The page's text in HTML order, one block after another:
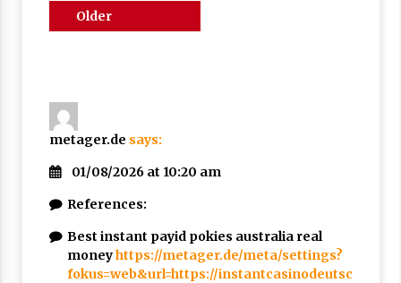
Comments
Older
metager.de says:
01/08/2026 at 10:20 am
References:
Best instant payid pokies australia real
moneyhttps://metager.de/meta/settings?
fokus=web&url=https://instantcasinodeutsc